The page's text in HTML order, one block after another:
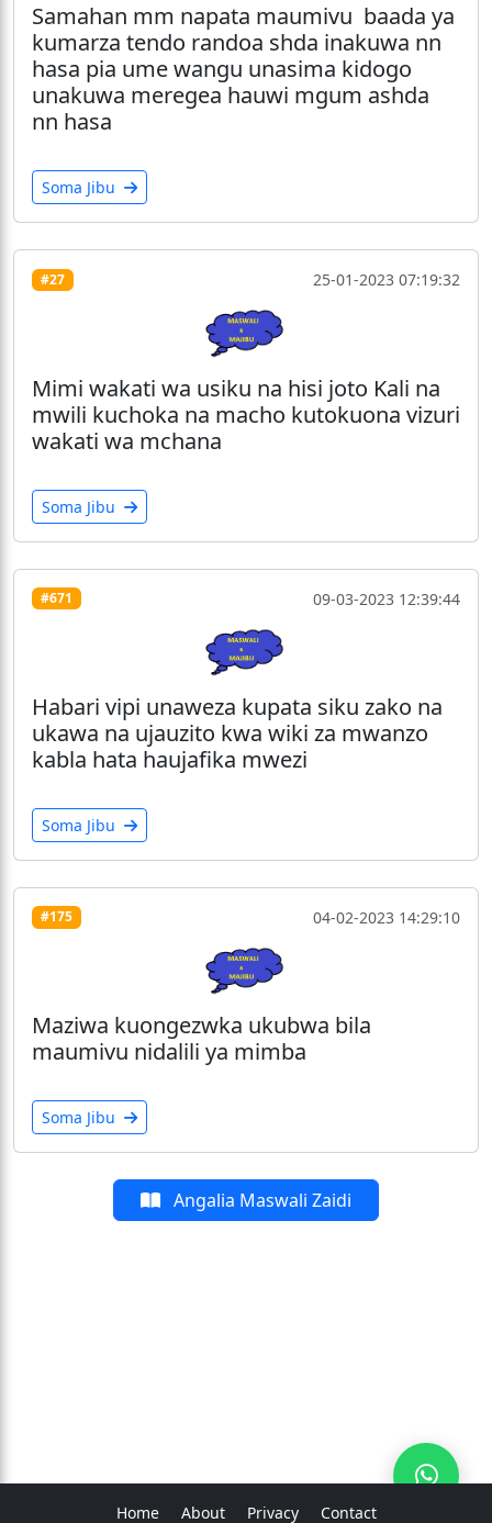
Samahan mm napata maumivu baada ya
kumarza tendo randoa shda inakuwa nn
hasa pia ume wangu unasima kidogo
unakuwa meregea hauwi mgum ashda
nn hasa
Soma Jibu
#27 25-01-2023 07:19:32
Mimi wakati wa usiku na hisi joto Kali na
mwili kuchoka na macho kutokuona vizuri
wakati wa mchana
Soma Jibu
#671 09-03-2023 12:39:44
Habari vipi unaweza kupata siku zako na
ukawa na ujauzito kwa wiki za mwanzo
kabla hata haujafika mwezi
Soma Jibu
#175 04-02-2023 14:29:10
Maziwa kuongezwka ukubwa bila
maumivu nidalili ya mimba
Soma Jibu
Angalia Maswali Zaidi
Home About Privacy Contact